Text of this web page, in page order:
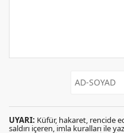
UYARI: Küfür, hakaret, rencide
saldırı içeren, imla kuralları ile